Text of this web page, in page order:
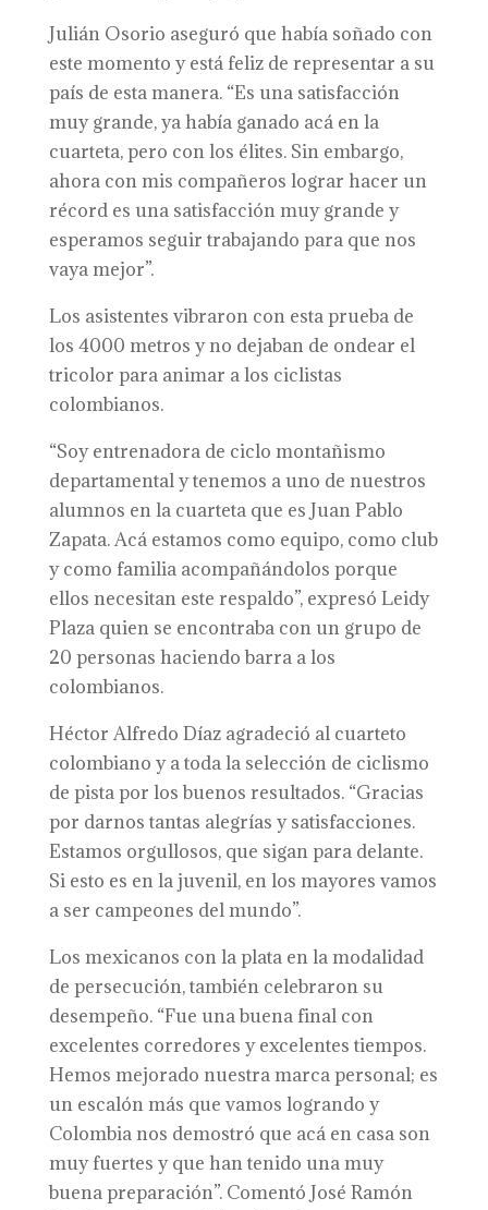
Julián Osorio aseguró que había soñado con
este momento y está feliz de representar a su
país de esta manera. “Es una satisfacción
muy grande, ya había ganado acá en la
cuarteta, pero con los élites. Sin embargo,
ahora con mis compañeros lograr hacer un
récord es una satisfacción muy grande y
esperamos seguir trabajando para que nos
vaya mejor”.
Los asistentes vibraron con esta prueba de
los 4000 metros y no dejaban de ondear el
tricolor para animar a los ciclistas
colombianos.
“Soy entrenadora de ciclo montañismo
departamental y tenemos a uno de nuestros
alumnos en la cuarteta que es Juan Pablo
Zapata. Acá estamos como equipo, como club
y como familia acompañándolos porque
ellos necesitan este respaldo”, expresó Leidy
Plaza quien se encontraba con un grupo de
20 personas haciendo barra a los
colombianos.
Héctor Alfredo Díaz agradeció al cuarteto
colombiano y a toda la selección de ciclismo
de pista por los buenos resultados. “Gracias
por darnos tantas alegrías y satisfacciones.
Estamos orgullosos, que sigan para delante.
Si esto es en la juvenil, en los mayores vamos
a ser campeones del mundo”.
Los mexicanos con la plata en la modalidad
de persecución, también celebraron su
desempeño. “Fue una buena final con
excelentes corredores y excelentes tiempos.
Hemos mejorado nuestra marca personal; es
un escalón más que vamos logrando y
Colombia nos demostró que acá en casa son
muy fuertes y que han tenido una muy
buena preparación”. Comentó José Ramón